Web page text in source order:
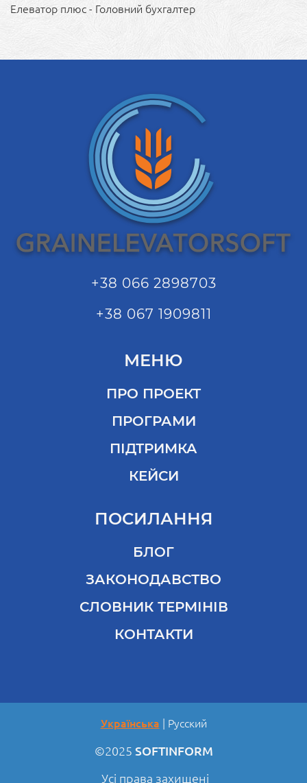
Елеватор плюс - Головний бухгалтер
+38 066 2898703
+38 067 1909811
МЕНЮ
ПРО ПРОЕКТ
ПРОГРАМИ
ПІДТРИМКА
КЕЙСИ
ПОСИЛАННЯ
БЛОГ
ЗАКОНОДАВСТВО
СЛОВНИК ТЕРМІНІВ
КОНТАКТИ
Українська Русский
©2025 SOFTINFORM
Усі права захищені